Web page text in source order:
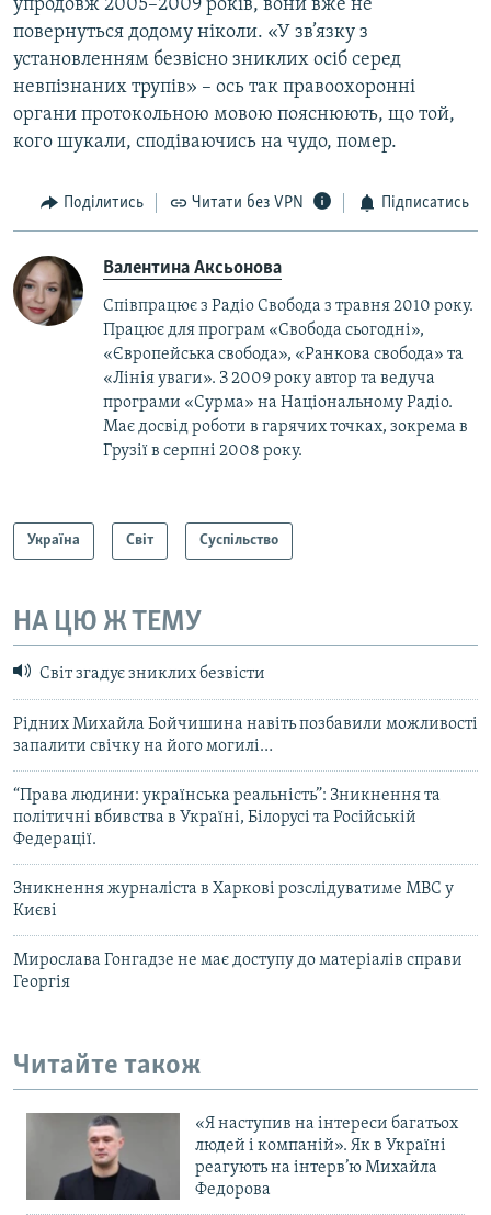
упродовж 2005–2009 років, вони вже не
повернуться додому ніколи. «У зв’язку з
установленням безвісно зниклих осіб серед
невпізнаних трупів» – ось так правоохоронні
органи протокольною мовою пояснюють, що той,
кого шукали, сподіваючись на чудо, помер.
Поділитись Читати без VPN Підписатись
Валентина Аксьонова
Співпрацює з Радіо Свобода з травня 2010 року.
Працює для програм «Свобода сьогодні»,
«Європейська свобода», «Ранкова свобода» та
«Лінія уваги». З 2009 року автор та ведуча
програми «Сурма» на Національному Радіо.
Має досвід роботи в гарячих точках, зокрема в
Грузії в серпні 2008 року.
Україна Світ Суспільство
НА ЦЮ Ж ТЕМУ
Світ згадує зниклих безвісти
Рідних Михайла Бойчишина навіть позбавили можливості
запалити свічку на його могилі…
“Права людини: українська реальність”: Зникнення та
політичні вбивства в Україні, Білорусі та Російській
Федерації.
Зникнення журналіста в Харкові розслідуватиме МВС у
Києві
Мирослава Гонгадзе не має доступу до матеріалів справи
Георгія
Читайте також
«Я наступив на інтереси багатьох
людей і компаній». Як в Україні
реагують на інтерв’ю Михайла
Федорова